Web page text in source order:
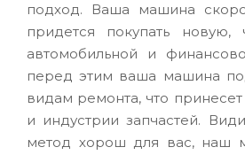
подход. Ваша машина
придется покупать
автомобильной и
перед этим ваша машина
видам ремонта, что
и индустрии запчастей.
метод хорош для вас, наш